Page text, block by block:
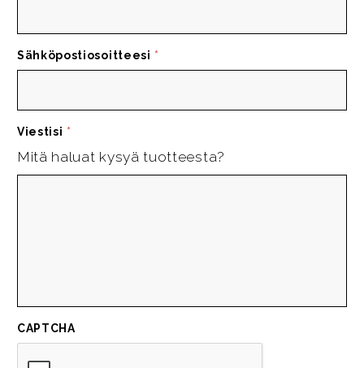
Sähköpostiosoitteesi *
Viestisi *
Mitä haluat kysyä tuotteesta?
CAPTCHA